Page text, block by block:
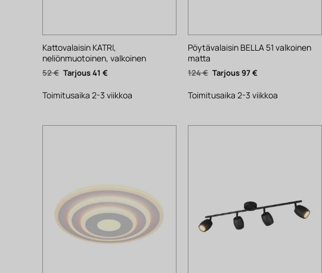
Kattovalaisin KATRI,
neliönmuotoinen, valkoinen
52€ Alkuperäinen
hinta
52 €.
41 €Nykyinen
hinta
41 €.
Toimitusaika 2-3 viikkoa
Pöytävalaisin BELLA 51 valkoinen
matta
124€ Alkuperäinen
hinta
124 €.
97€
97 €.
Toimitusaika 2-3 viikkoa